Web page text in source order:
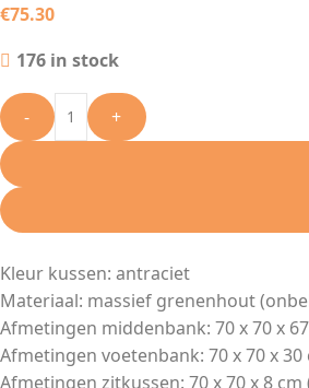
€75.30
176 in stock
- +
Kleur kussen: antraciet
Materiaal: massief grenenhout
Afmetingen middenbank: 70 x 70 x
Afmetingen voetenbank: 70 x 70 x 30
Afmetingen zitkussen: 70 x 70 x 8 cm